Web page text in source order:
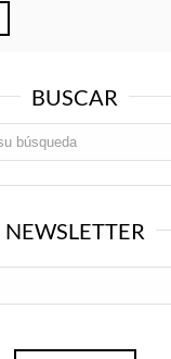
BUSCAR
NEWSLETTER